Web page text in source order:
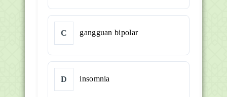
C gangguan bipolar
D insomnia